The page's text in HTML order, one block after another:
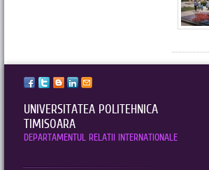
UNIVERSITATEA POLITEHNICA
TIMISOARA
DEPARTAMENTUL RELATII INTERNATIONALE